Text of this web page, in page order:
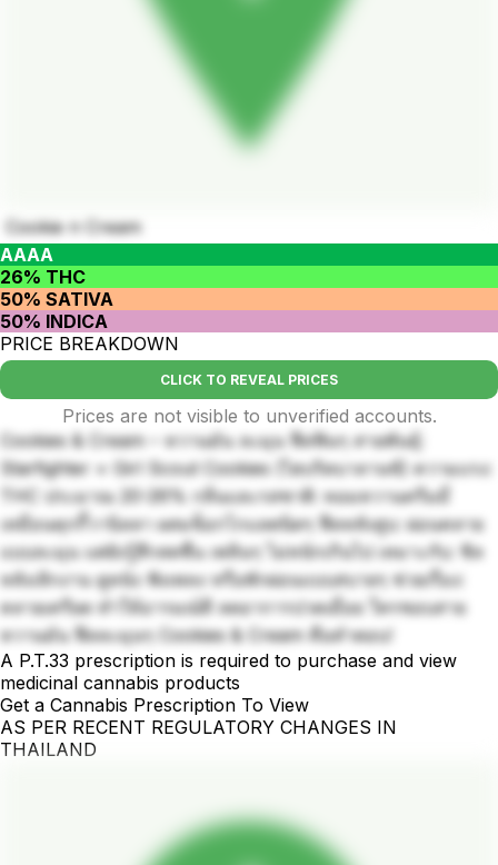
Cookie n Cream
AAAA
26% THC
50% SATIVA
50% INDICA
PRICE BREAKDOWN
CLICK TO REVEAL PRICES
Prices are not visible to unverified accounts.
Cookies & Cream – หวานมัน ละมุน ฟีลฟินๆ สายพันธุ์:
Starfighter × Girl Scout Cookies (ไฮบริดบาลานซ์) ความแรง:
THC ประมาณ 20-26% กลิ่นและรสชาติ: หอมหวานครีมมี่
เหมือนคุกกี้วานิลลา ผสมช็อกโกแลตนิดๆ ฟีลหลังสูบ: ผ่อนคลาย
แบบละมุน แต่ยังรู้สึกสดชื่น เพลินๆ ไม่หนักเกินไป เหมาะกับ: ชิล
หลังเลิกงาน ดูหนัง ฟังเพลง หรือพักผ่อนแบบสบายๆ ช่วยเรื่อง:
คลายเครียด ทำให้อารมณ์ดี ลดอาการปวดเมื่อย ใครชอบสาย
หวานมัน ฟีลละมุนๆ Cookies & Cream คือคำตอบ!
A P.T.33 prescription is required to purchase and view
medicinal cannabis products
Get a Cannabis Prescription To View
AS PER RECENT REGULATORY CHANGES IN
THAILAND